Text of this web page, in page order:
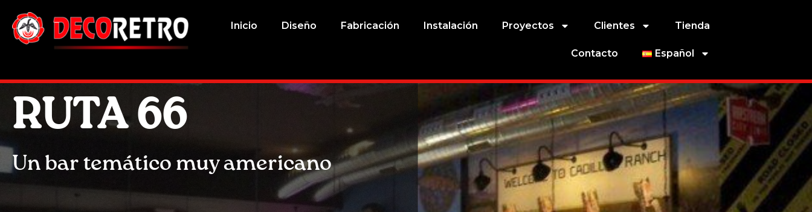
Inicio Diseño Fabricación Instalación Proyectos Clientes Tienda
Contacto Español
RUTA 66
Un bar temático muy americano